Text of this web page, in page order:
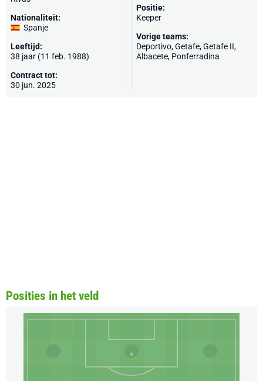
Nationaliteit:
Spanje
Leeftijd:
38 jaar (11 feb. 1988)
Contract tot:
30 jun. 2025
Positie:
Keeper
Vorige teams:
Deportivo,Getafe, Getafe II,
Albacete, Ponferradina
Posities in het veld